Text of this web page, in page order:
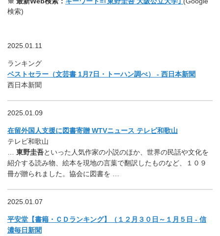
検索)
2025.01.11
ランキング
ベストセラー（文芸書 1月7日・トーハン調べ） - 西日本新聞
西日本新聞
2025.01.09
在留外国人支援に図書寄贈 WTVニュース テレビ和歌山
テレビ和歌山
東野圭吾といった人気作家の小説のほか、世界の民話や文化を
紹介する読み物、絵本を現地の言葉で翻訳したものなど、１０９
冊が贈られました。協会に図書を …
2025.01.07
平安堂【書籍・ＣＤランキング】（１２月３０日～１月５日 - 信
濃毎日新聞